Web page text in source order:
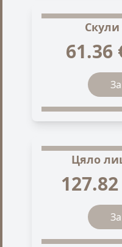
Скули
61.36
Цяло